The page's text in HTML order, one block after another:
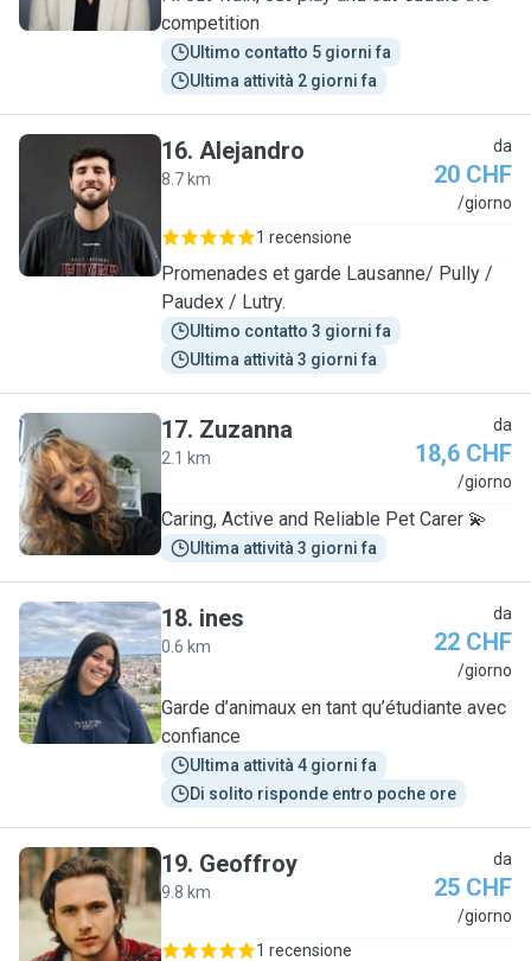
competition
Ultimo contatto 5 giorni fa
Ultima attività 2 giorni fa
A
16. Alejandro
8.7 km
da
20 CHF
/giorno
1 recensione
Promenades et garde Lausanne/ Pully /
Paudex / Lutry.
Ultimo contatto 3 giorni fa
Ultima attività 3 giorni fa
Z
17. Zuzanna
2.1 km
da
18,6 CHF
/giorno
Caring, Active and Reliable Pet Carer 💫
Ultima attività 3 giorni fa
I
18. ines
0.6 km
da
22 CHF
/giorno
Garde d’animaux en tant qu’étudiante avec
confiance
Ultima attività 4 giorni fa
Di solito risponde entro poche ore
G
19. Geoffroy
9.8 km
da
25 CHF
/giorno
1 recensione